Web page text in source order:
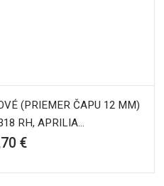
(PRIEMER ČAPU 12 MM)
RH, APRILIA...
€